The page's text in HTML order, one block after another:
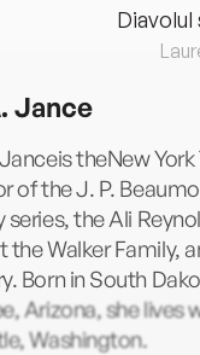
Diavolul
Jance
theNew
of the J. P.
series, the Ali
the Walker Family,
Born in South
Arizona, she lives
Washington.